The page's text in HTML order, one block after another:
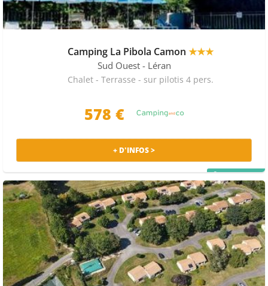
Camping La Pibola Camon ★★★
Sud Ouest - Léran
Chalet - Terrasse - sur pilotis 4 pers.
578 €
+ D'INFOS >